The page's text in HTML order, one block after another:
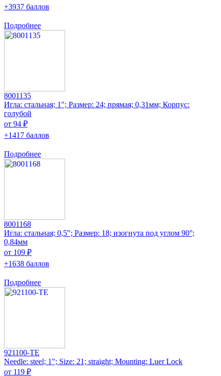
+3937 баллов
Подробнее
8001135
Игла: стальная; 1"; Размер: 24; прямая; 0,31мм; Корпус:
голубой
от 94 ₽
+1417 баллов
Подробнее
8001168
Игла: стальная; 0,5"; Размер: 18; изогнута под углом 90°;
0,84мм
от 109 ₽
+1638 баллов
Подробнее
921100-TE
Needle: steel; 1"; Size: 21; straight; Mounting: Luer Lock
от 119 ₽